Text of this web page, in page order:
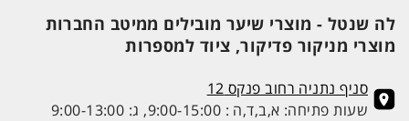
לה שנטל - מוצרי שיער מובילים ממיטב החברות
מוצרי מניקור פדיקור, ציוד למספרות
סניף נתניה רחוב פנקס 12
שעות פתיחה: א,ב,ד,ה : 9:00-15:00, ג: 9:00-13:00